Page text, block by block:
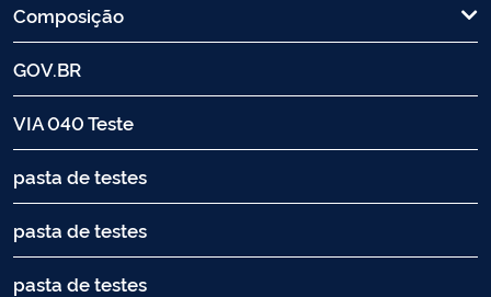
Composição
GOV.BR
VIA 040 Teste
pasta de testes
pasta de testes
pasta de testes